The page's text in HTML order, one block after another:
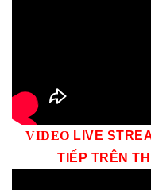
VIDEO LIVE
TIẾP TRÊN